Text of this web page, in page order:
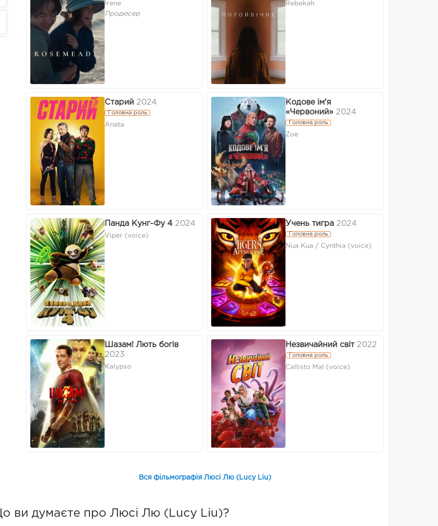
Irene
Продюсер
Rebekah
Старий 2024
Головна роль
Anata
Кодове ім'я
«Червоний» 2024
Головна роль
Zoe
Панда Кунг-Фу 4 2024
Viper (voice)
Учень тигра 2024
Головна роль
Nua Kua / Cynthia (voice)
Шазам! Лють богів
2023
Kalypso
Незвичайний світ 2022
Головна роль
Callisto Mal (voice)
Вся фільмографія Люсі Лю (Lucy Liu)
ви думаєте про Люсі Лю (Lucy Liu)?